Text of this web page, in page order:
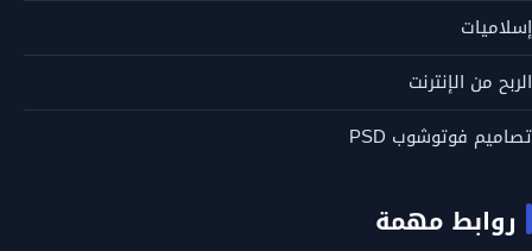
إسلاميات
الربح من الإنترنت
تصاميم فوتوشوب PSD
روابط مهمة